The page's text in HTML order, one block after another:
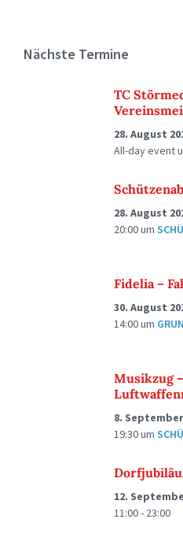
Nächste Termine
TC
28. August
All-day event
28. August
20:00um
Fidelia –
30. August
14:00um
Musikzug
8.
19:30um
12.
11:00 - 23:00